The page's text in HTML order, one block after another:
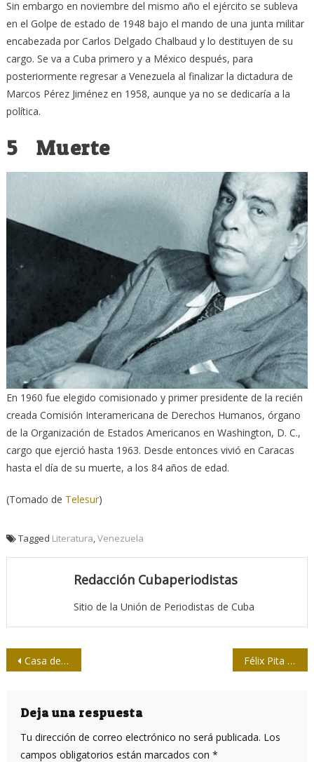
Sin embargo en noviembre del mismo año el ejército se subleva
en el Golpe de estado de 1948 bajo el mando de una junta militar
encabezada por Carlos Delgado Chalbaud y lo destituyen de su
cargo. Se va a Cuba primero y a México después, para
posteriormente regresar a Venezuela al finalizar la dictadura de
Marcos Pérez Jiménez en 1958, aunque ya no se dedicaría a la
política.
5 Muerte
En 1960 fue elegido comisionado y primer presidente de la recién
creada Comisión Interamericana de Derechos Humanos, órgano
de la Organización de Estados Americanos en Washington, D. C.,
cargo que ejerció hasta 1963. Desde entonces vivió en Caracas
hasta el día de su muerte, a los 84 años de edad.
(Tomado de Telesur)
Tagged Literatura,Venezuela
Redacción Cubaperiodistas
Sitio de la Unión de Periodistas de Cuba
Navegación
entradas
Casa de las Américas. La fortaleza moral en la batalla de las ideas Félix Pita Rodríguez: latinoamericanista con profundo arraigo en sus orígenes
Deja una respuesta
Tu dirección de correo electrónico no será publicada. Los
campos obligatorios están marcados con *